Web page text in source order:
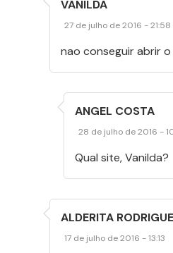
VANILDA
27 de julho de 2016 - 21:58
nao conseguir abrir
ANGEL COSTA
28 de julho de 2016 -
Qual site, Vanilda?
ALDERITA
17 de julho de 2016 - 13:13